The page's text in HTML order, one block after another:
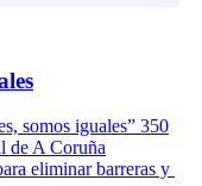
somos iguales” 350
de A Coruña
eliminar barreras y